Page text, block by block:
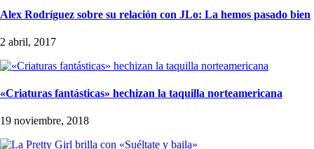
Alex Rodríguez sobre su relación con JLo: La hemos pasado bien
2 abril, 2017
«Criaturas fantásticas» hechizan la taquilla norteamericana
19 noviembre, 2018